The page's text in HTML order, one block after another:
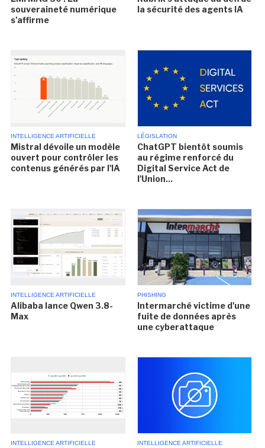
souveraineté numérique
s'affirme
la sécurité des agents IA
INTELLIGENCE ARTIFICIELLE
Mistral dévoile un modèle
ouvert pour contrôler les
contenus générés par l'IA
LÉGISLATION
ChatGPT bientôt soumis
au régime renforcé du
Digital Service Act de
l'Union...
INTELLIGENCE ARTIFICIELLE
Alibaba lance Qwen 3.8-
Max
PHISHING
Intermarché victime d'une
fuite de données après
une cyberattaque
INTELLIGENCE ARTIFICIELLE INTELLIGENCE ARTIFICIELLE